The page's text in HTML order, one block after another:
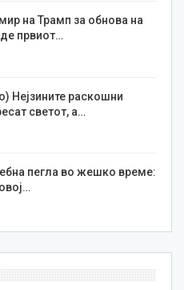
на Трамп за обнова на
првиот…
Нејзините раскошни
светот, а…
пегла во жешко време: